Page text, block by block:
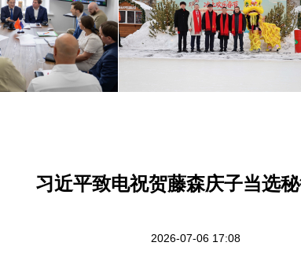
习近平致电祝贺藤森庆子当选
2026-07-06 17:08